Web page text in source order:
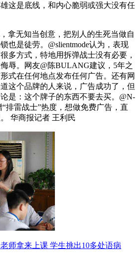
这是底线，和内心脆弱或强大没有任
无知当创意，把别人的生死当做自
也是徒劳。@slientmode认为，表现
多方式，特地用拆弹战士没有必要，
辱。网友@陈BULANG建议，5年之
式在任何地点发布任何广告。还有网
这个品牌的人来说，广告成功了，但
是：这个牌子的东西不要去买。@N-
排雷战士”热度，想做免费广告，直
华商报记者 王利民
师拿来上课 学生挑出10多处语病